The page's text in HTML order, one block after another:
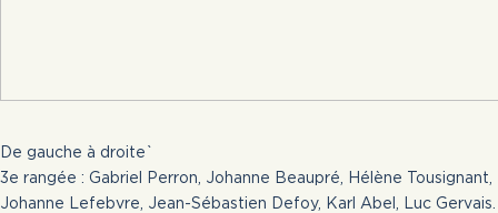
De gauche à droite`
3e rangée : Gabriel Perron, Johanne Beaupré, Hélène Tousignant,
Johanne Lefebvre, Jean-Sébastien Defoy, Karl Abel, Luc Gervais.